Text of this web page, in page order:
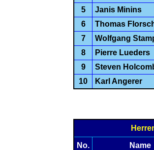
5
Janis Minins
6
Thomas
7
Wolfgang
8
Pierre Lueders
9
Steven
10
Karl Angerer
No. Name